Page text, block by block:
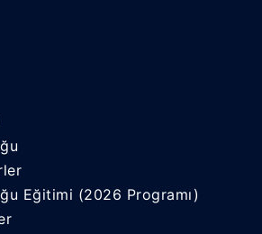
Eğitimi (2026 Programı)